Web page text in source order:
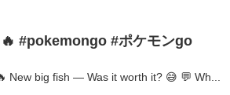
#pokemongo #ポケモンgo
New big fish — Was it worth it? 😅 💬 Wh...